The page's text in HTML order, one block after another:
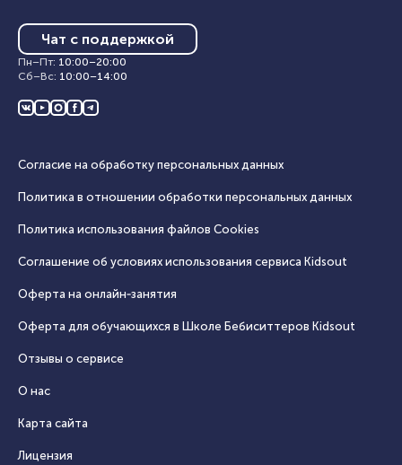
Чат с поддержкой
Пн–Пт: 10:00–20:00
Сб–Вс: 10:00–14:00
Согласие на обработку персональных данных
Политика в отношении обработки персональных данных
Политика использования файлов Cookies
Соглашение об условиях использования сервиса Кidsout
Оферта на онлайн‑занятия
Оферта для обучающихся в Школе Бебиситтеров Kidsout
Отзывы о сервисе
О нас
Карта сайта
Лицензия